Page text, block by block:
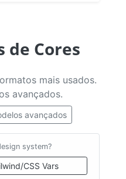
de Cores
mais usados.
avançados.
avançados
system?
CSS Vars